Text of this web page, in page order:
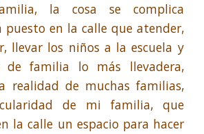
la cosa se complica
puesto en la calle que atender,
llevar los niños a la escuela y
familia lo más llevadera,
realidad de muchas familias,
de mi familia, que
la calle un espacio para hacer